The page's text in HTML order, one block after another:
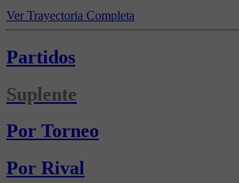
Ver Trayectoria Completa
Partidos
Suplente
Por Torneo
Por Rival